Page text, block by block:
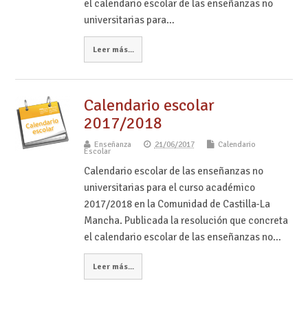
el calendario escolar de las enseñanzas no
universitarias para…
Leer más...
Calendario escolar
2017/2018
Enseñanza 21/06/2017 Calendario
Escolar
Calendario escolar de las enseñanzas no
universitarias para el curso académico
2017/2018 en la Comunidad de Castilla-La
Mancha. Publicada la resolución que concreta
el calendario escolar de las enseñanzas no…
Leer más...